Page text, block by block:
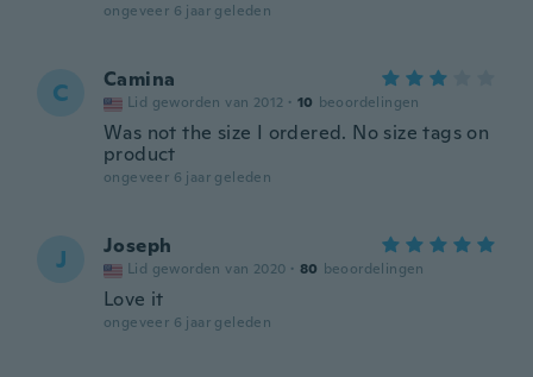
ongeveer 6 jaar geleden
C Camina
Lid geworden van 2012 · 10 beoordelingen
Was not the size I ordered. No size tags on
product
ongeveer 6 jaar geleden
J Joseph
Lid geworden van 2020 · 80 beoordelingen
Love it
ongeveer 6 jaar geleden